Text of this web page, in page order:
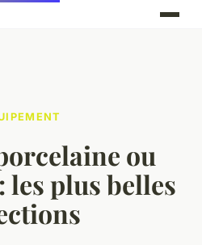
ou
les plus belles